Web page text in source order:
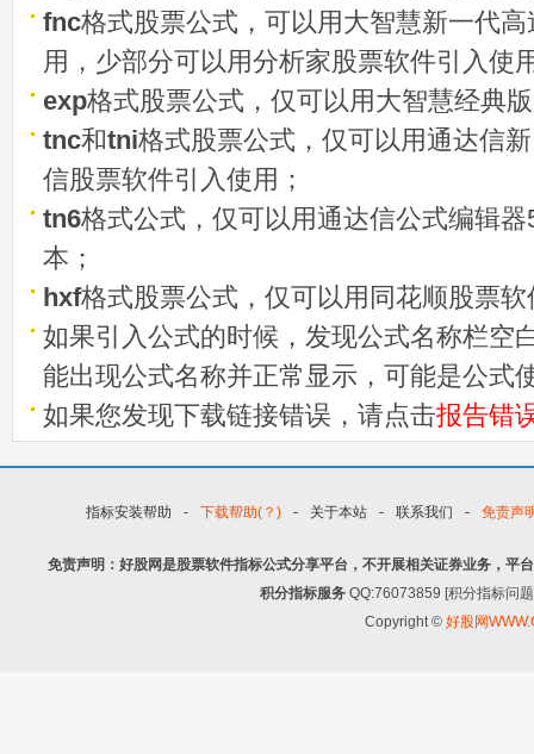
fnc格式股票公式，可以用大智慧新一代
用，少部分可以用分析家股票软件引入使
exp格式股票公式，仅可以用大智慧经典
tnc和tni格式股票公式，仅可以用通达信
信股票软件引入使用；
tn6格式公式，仅可以用通达信公式编辑
本；
hxf格式股票公式，仅可以用同花顺股票
如果引入公式的时候，发现公式名称栏空
能出现公式名称并正常显示，可能是公式
如果您发现下载链接错误，请点击报告错
指标安装帮助 - 下载帮助(？) - 关于本站 - 联系我们 - 免责声
免责声明：好股网是股票软件指标公式分享平台，不开展相关证券业务，平
积分指标服务 QQ:76073859 [积分指标问
Copyright © 好股网